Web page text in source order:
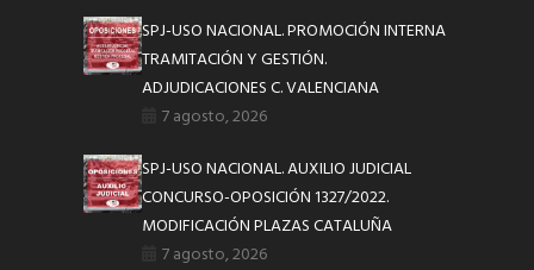
SPJ-USO NACIONAL. PROMOCIÓN INTERNA
TRAMITACIÓN Y GESTIÓN.
ADJUDICACIONES C. VALENCIANA
7 agosto, 2026
SPJ-USO NACIONAL. AUXILIO JUDICIAL
CONCURSO-OPOSICIÓN 1327/2022.
MODIFICACIÓN PLAZAS CATALUÑA
7 agosto, 2026